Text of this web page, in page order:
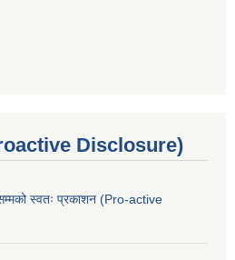
Disclosure)
स्वतः प्रकाशन (Pro-active